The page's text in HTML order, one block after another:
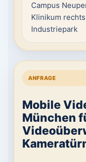
Campus
Klinikum
Industriepark
ANFRAGE
Mobile
München